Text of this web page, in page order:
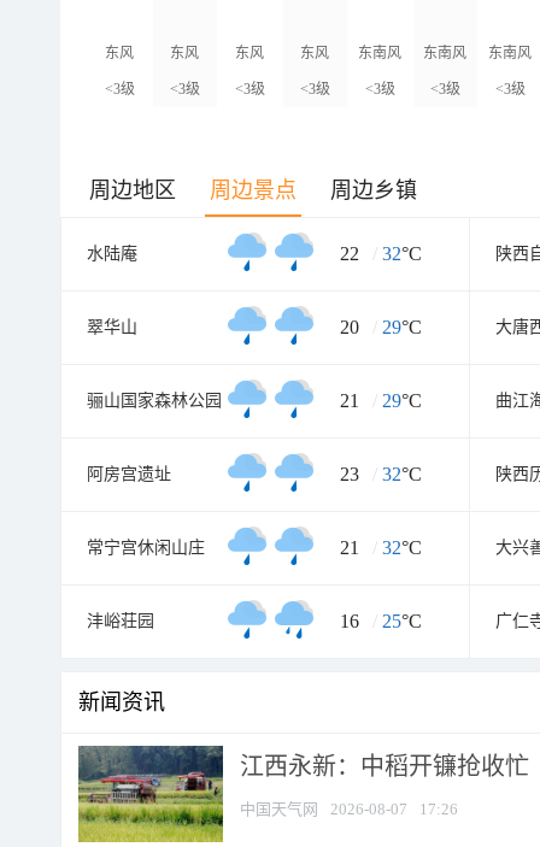
东风
<3级
东风
<3级
东风
<3级
东风
<3级
东南风
<3级
东南风
<3级
东南风
<3级
周边地区 周边景点 周边乡镇
水陆庵 22 / 32°C 陕西
翠华山 20 / 29°C 大唐
骊山国家森林公园 21 / 29°C 曲江
阿房宫遗址 23 / 32°C 陕西
常宁宫休闲山庄 21 / 32°C 大兴
沣峪荘园 16 / 25°C 广仁
新闻资讯
江西永新：中稻开镰抢收忙
中国天气网 2026-08-07 17:26